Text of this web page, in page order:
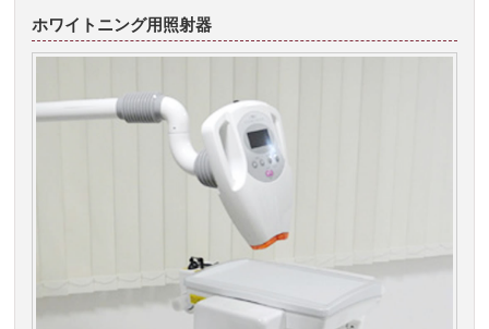
ホワイトニング用照射器